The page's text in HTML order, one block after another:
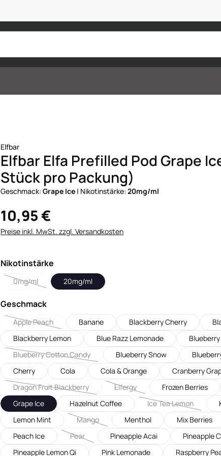
Elfbar
Elfbar Elfa Prefilled Pod Grape
Stück pro Packung)
Geschmack: Grape Ice | Nikotinstärke: 20mg/ml
10,95 €
Preise inkl. MwSt. zzgl. Versandkosten
Nikotinstärke
0mg/ml
(Diese Option ist zurzeit nicht verfügbar.)
20mg/ml
Geschmackauswählen
Apple Peach
(Diese Option ist zurzeit nicht verfügbar.)
Banane Blackberry Cherry
Blackberry Lemon
Blue Razz Lemonade Blueberry
Blueberry Cotton Candy
(Diese Option ist zurzeit nicht verfügbar.)
Blueberry Snow
Cherry
Cola Cola & Orange Cranberry
Dragon Fruit Blackberry
(Diese Option ist zurzeit nicht verfügbar.)
Elfergy
(Diese Option ist zurzeit nicht
Frozen Berries
Grape Ice
Hazelnut Coffee Ice Tea Lemon
(Diese Option
Lemon Mint
Mango
(Diese Option ist zurzeit nicht verfügbar.)
Menthol Mix Berries
Peach Ice
Pear
(Diese Option ist zurzeit nicht verfügbar.)
Pineapple Acai
Pineapple
Pineapple Lemon Qi
Pink Lemonade
Raspberry